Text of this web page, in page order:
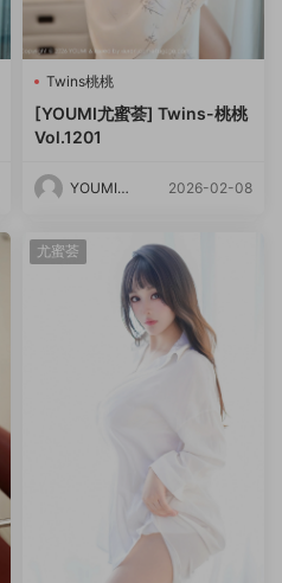
Twins桃桃
[YOUMI尤蜜荟] Twins-桃桃
Vol.1201
YOUMI尤
2026-02-08
尤蜜荟